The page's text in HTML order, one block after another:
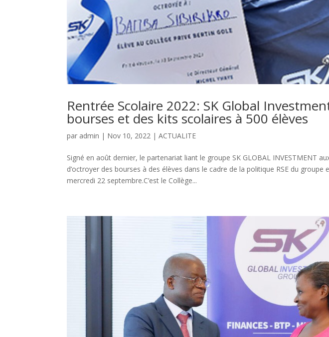
Rentrée Scolaire 2022: SK Global
bourses et des kits scolaires à 500 élèves
par admin | Nov 10, 2022 |ACTUALITE
Signé en août dernier, le partenariat liant le groupe SK GLOBAL INVESTMENT
d’octroyer des bourses à des élèves dans le cadre de la politique RSE du groupe
mercredi 22 septembre.C’est le Collège...